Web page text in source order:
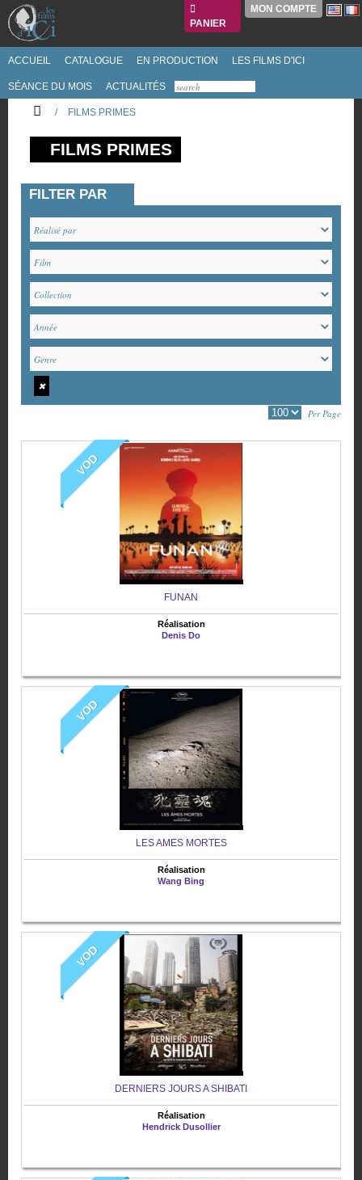
PANIER
MON COMPTE
ACCUEIL CATALOGUE EN PRODUCTION LES FILMS D'ICI
SÉANCE DU MOIS ACTUALITÉS
/ FILMS PRIMES
FILMS PRIMES
FILTER PAR
✖
Per Page
VOD
FUNAN
Réalisation
Denis Do
VOD
LES AMES MORTES
Réalisation
Wang Bing
VOD
DERNIERS JOURS A SHIBATI
Réalisation
Hendrick Dusollier